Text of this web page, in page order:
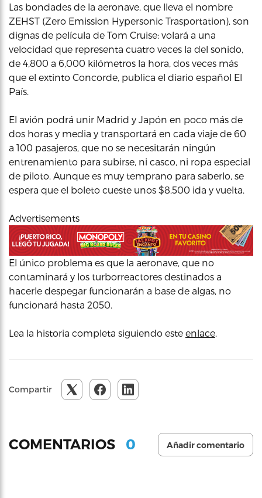
Las bondades de la aeronave, que lleva el nombre
ZEHST (Zero Emission Hypersonic Trasportation), son
dignas de película de Tom Cruise: volará a una
velocidad que representa cuatro veces la del sonido,
de 4,800 a 6,000 kilómetros la hora, dos veces más
que el extinto Concorde, publica el diario español El
País.
El avión podrá unir Madrid y Japón en poco más de
dos horas y media y transportará en cada viaje de 60
a 100 pasajeros, que no se necesitarán ningún
entrenamiento para subirse, ni casco, ni ropa especial
de piloto. Aunque es muy temprano para saberlo, se
espera que el boleto cueste unos $8,500 ida y vuelta.
Advertisements
El único problema es que la aeronave, que no
contaminará y los turborreactores destinados a
hacerle despegar funcionarán a base de algas, no
funcionará hasta 2050.
Lea la historia completa siguiendo este enlace
Compartir
COMENTARIOS 0 Añadir comentario